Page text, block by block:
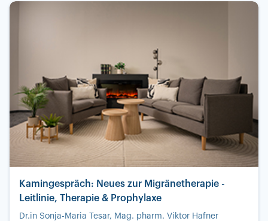
Kamingespräch: Neues zur Migränetherapie -
Leitlinie, Therapie & Prophylaxe
Dr.in Sonja-Maria Tesar, Mag. pharm. Viktor Hafner